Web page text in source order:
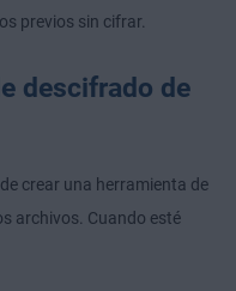
previos sin cifrar.
descifrado de
crear una herramienta de
archivos. Cuando esté